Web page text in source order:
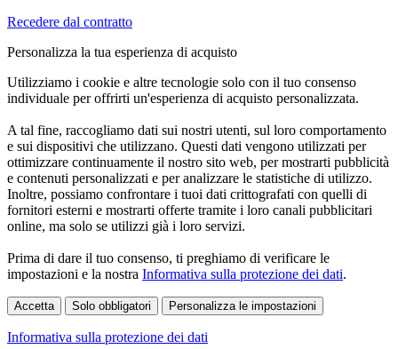
Recedere dal contratto
Personalizza la tua esperienza di acquisto
Utilizziamo i cookie e altre tecnologie solo con il tuo consenso
individuale per offrirti un'esperienza di acquisto personalizzata.
A tal fine, raccogliamo dati sui nostri utenti, sul loro comportamento
e sui dispositivi che utilizzano. Questi dati vengono utilizzati per
ottimizzare continuamente il nostro sito web, per mostrarti pubblicità
e contenuti personalizzati e per analizzare le statistiche di utilizzo.
Inoltre, possiamo confrontare i tuoi dati crittografati con quelli di
fornitori esterni e mostrarti offerte tramite i loro canali pubblicitari
online, ma solo se utilizzi già i loro servizi.
Prima di dare il tuo consenso, ti preghiamo di verificare le
impostazioni e la nostra Informativa sulla protezione dei dati.
Accetta Solo obbligatori Personalizza le impostazioni
Informativa sulla protezione dei dati